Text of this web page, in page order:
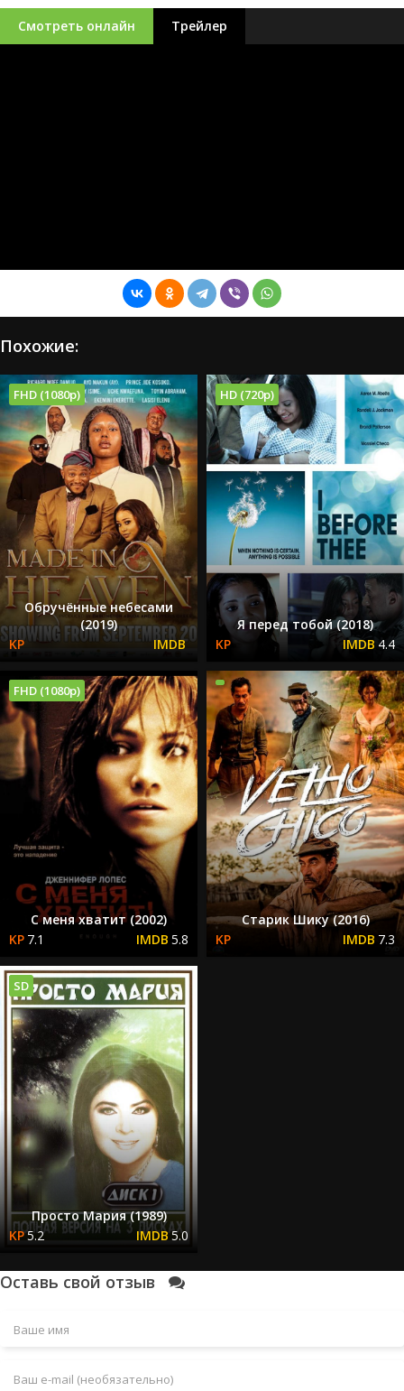
Смотреть онлайн Трейлер
Похожие:
FHD (1080p)
Обручённые небесами
(2019)
HD (720p)
Я перед тобой (2018)
4.4
FHD (1080p)
С меня хватит (2002)
7.1
5.8
Старик Шику (2016)
7.3
SD
Просто Мария (1989)
5.2
5.0
Оставь свой отзыв